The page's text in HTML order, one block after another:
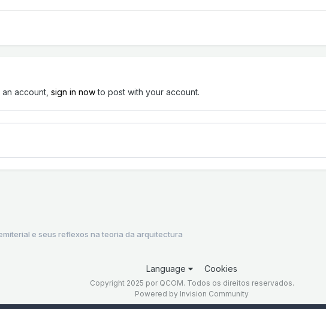
account, sign in nowto post with your account.
e seus reflexos na teoria da arquitectura
Language Cookies
Copyright 2025 por QCOM. Todos os direitos reservados.
Powered by Invision Community